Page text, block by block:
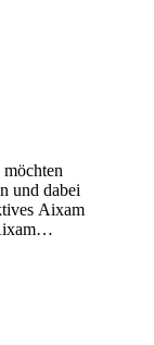
und dabei
Aixam